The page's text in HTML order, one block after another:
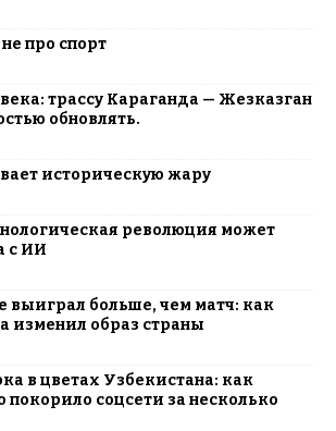
про спорт
трассу Караганда — Жезказган
обновлять.
историческую жару
революция может
с ИИ
выиграл больше, чем матч: как
изменил образ страны
в цветах Узбекистана: как
покорило соцсети за несколько